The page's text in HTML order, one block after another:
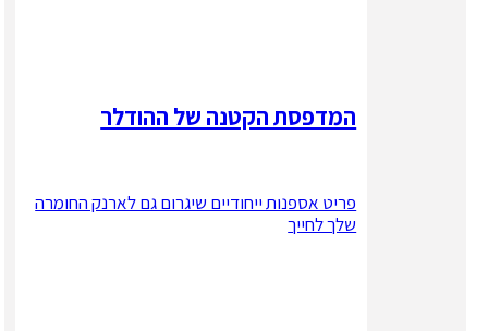
המדפסת הקטנה של ההודלר
פריט אספנות ייחודיים שיגרום גם לארנק החומרה
שלך לחייך